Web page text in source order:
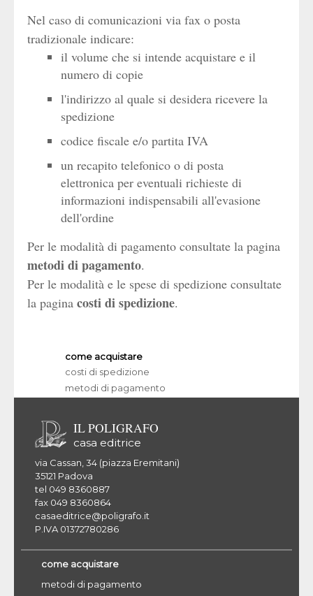
Nel caso di comunicazioni via fax o posta
tradizionale indicare:
il volume che si intende acquistare e il
numero di copie
l'indirizzo al quale si desidera ricevere la
spedizione
codice fiscale e/o partita IVA
un recapito telefonico o di posta
elettronica per eventuali richieste di
informazioni indispensabili all'evasione
dell'ordine
Per le modalità di pagamento consultate la pagina
metodi di pagamento.
Per le modalità e le spese di spedizione consultate
la pagina costi di spedizione.
come acquistare
costi di spedizione
metodi di pagamento
IL POLIGRAFO
casa editrice
via Cassan, 34 (piazza Eremitani)
35121 Padova
tel 049 8360887
fax 049 8360864
casaeditrice@poligrafo.it
P.IVA 01372780286
come acquistare
metodi di pagamento